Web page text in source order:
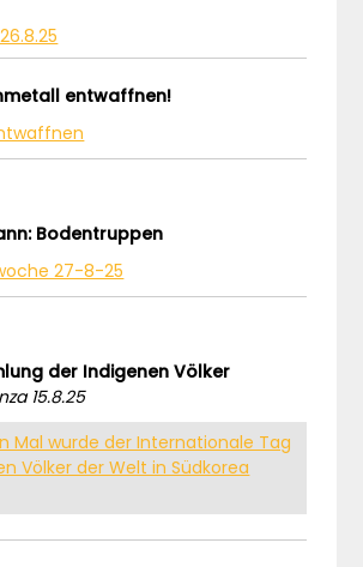
entwaffnen!
Bodentruppen
27-8-25
der Indigenen Völker
15.8.25
Mal wurde der Internationale Tag
Völker der Welt in Südkorea